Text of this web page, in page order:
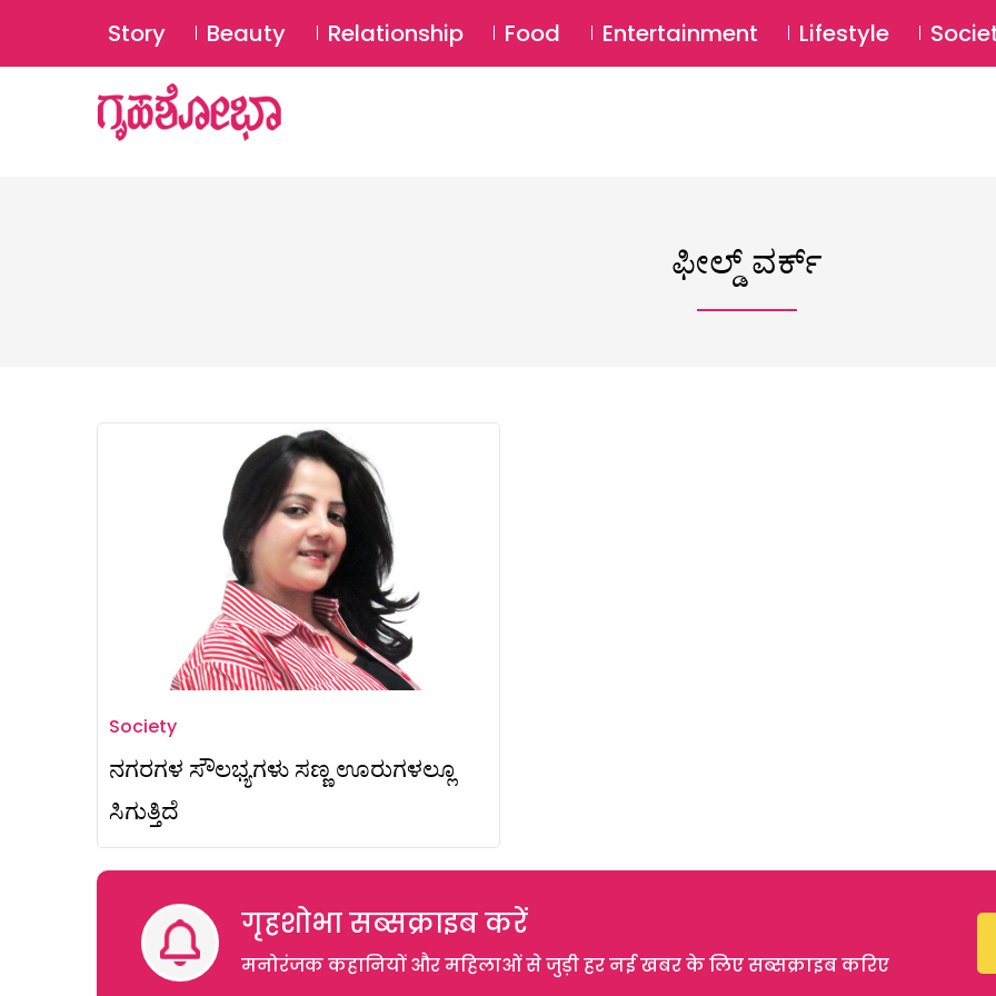
Story Beauty Relationship Food Entertainment Lifestyle
ಫೀಲ್ಡ್ ವರ್ಕ್
Society
ನಗರಗಳ ಸೌಲಭ್ಯಗಳು ಸಣ್ಣ ಊರುಗಳಲ್ಲೂ
ಸಿಗುತ್ತಿದೆ
गृहशोभा सब्सक्राइब करें
मनोरंजक कहानियों और महिलाओं से जुड़ी हर नई खबर के लिए सब्सक्राइब करिए